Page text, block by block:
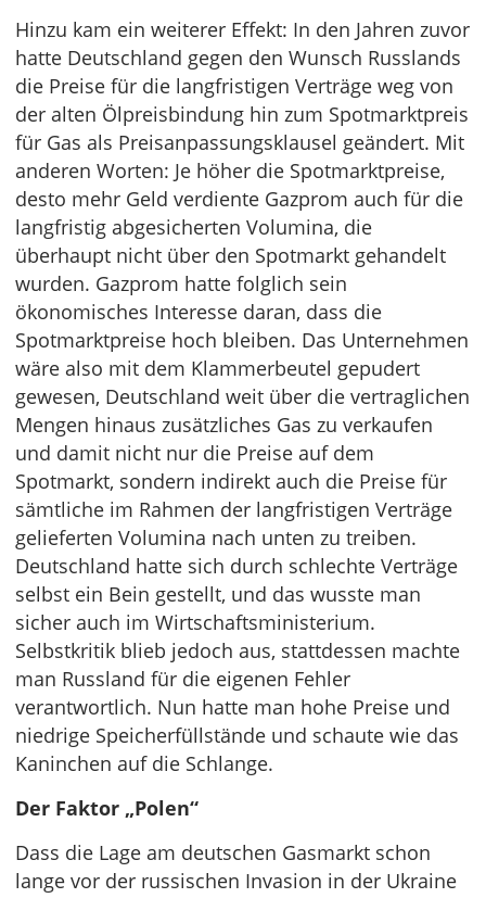
Hinzu kam ein weiterer Effekt: In den Jahren zuvor
hatte Deutschland gegen den Wunsch Russlands
die Preise für die langfristigen Verträge weg von
der alten Ölpreisbindung hin zum Spotmarktpreis
für Gas als Preisanpassungsklausel geändert. Mit
anderen Worten: Je höher die Spotmarktpreise,
desto mehr Geld verdiente Gazprom auch für die
langfristig abgesicherten Volumina, die
überhaupt nicht über den Spotmarkt gehandelt
wurden. Gazprom hatte folglich sein
ökonomisches Interesse daran, dass die
Spotmarktpreise hoch bleiben. Das Unternehmen
wäre also mit dem Klammerbeutel gepudert
gewesen, Deutschland weit über die vertraglichen
Mengen hinaus zusätzliches Gas zu verkaufen
und damit nicht nur die Preise auf dem
Spotmarkt, sondern indirekt auch die Preise für
sämtliche im Rahmen der langfristigen Verträge
gelieferten Volumina nach unten zu treiben.
Deutschland hatte sich durch schlechte Verträge
selbst ein Bein gestellt, und das wusste man
sicher auch im Wirtschaftsministerium.
Selbstkritik blieb jedoch aus, stattdessen machte
man Russland für die eigenen Fehler
verantwortlich. Nun hatte man hohe Preise und
niedrige Speicherfüllstände und schaute wie das
Kaninchen auf die Schlange.
Der Faktor „Polen“
Dass die Lage am deutschen Gasmarkt schon
lange vor der russischen Invasion in der Ukraine